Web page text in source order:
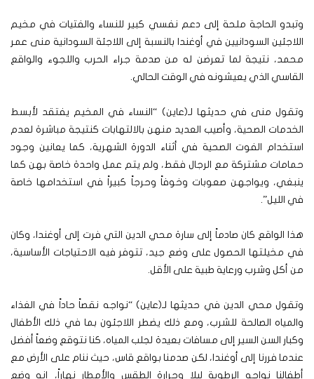
وتبدو الحاجة ملحة إلى دعم نفسي كبير للنساء والفتيات في مخيم
اللاجئين السودانيين في أوغندا بالنسبة إلى اللاجئة السودانية منى عمر
محمد، نتيجة لما تعرضن له من صدمة جراء الحرب واللجوء والواقع
القاسي الذي يعيشونه في الوقت الحالي.
وتقول منى في حديثها لـ(عاين) “النساء في المخيم يفتقد لأبسط
الخدمات الصحية، وأصيب العديد منهن بالالتهابات كنتيجة مباشرة لعدم
استخدام الفوت الصحية في أثناء الدورة الشهرية، كما يعانين وجود
حمامات مشتركة مع الرجال فقط، ولم يتم عمل واحدة خاصة بهن كما
ينبغي، ويواجهن صعوبات وخوفاً وحرجاً كبيراً في استخدامها خاصة
في الليل”.
هذا الواقع كان صادماً إلى سارة محي الدين التي فرت إلى أوغندا، وكان
في مخيلتها الحصول على وضع جيد، تتوفر فيه الاحتياجات الأساسية،
من أكل وشرب ورعاية طبية على الأقل.
وتقول محي الدين في حديثها لـ(عاين) “نواجه نقصاً حاداً في الغذاء
والمياه الصالحة للشرب، ومع ذلك يضطر اللاجئون بما في ذلك الأطفال
وكبار السن السير إلى مسافات بعيدة لجلب المياه، كنا نتوقع وضعاً أفضل
عندما فررنا إلى أوغندا، لكن صدمنا بواقع قاس، حيث ننام على الأرض مع
أطفالنا نواجه الرطوبة ليلا وحرارة الطقس والأمطار نهاراً، إنه وضع